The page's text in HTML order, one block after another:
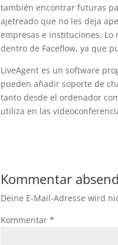
también encontrar futuras
ajetreado que no les deja
empresas e instituciones.
dentro de Faceflow, ya que
LiveAgent es un software
pueden añadir soporte de
tanto desde el ordenador
utiliza en las
Kommentar
Deine E-Mail-Adresse wird
Kommentar*